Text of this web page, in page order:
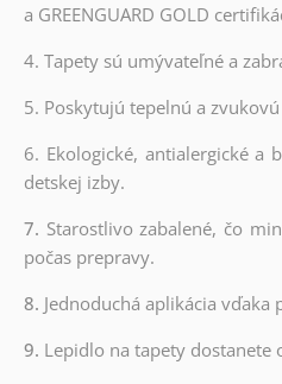
a GREENGUARD GOLD
4. Tapety sú umývateľné a
5. Poskytujú tepelnú a
6. Ekologické, antialergické a
detskej izby.
7. Starostlivo zabalené, čo
počas prepravy.
8. Jednoduchá aplikácia
9. Lepidlo na tapety dostanete